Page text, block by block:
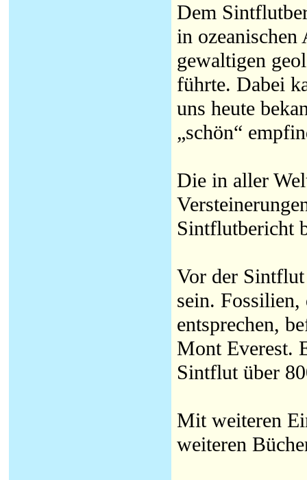
Dem
in ozeanischen
gewaltigen
führte. Dabei
uns heute
„schön“
Die in aller
Sintflutbericht
Vor der Sintflut
sein. Fossilien,
entsprechen,
Mont Everest.
Sintflut über
Mit weiteren
weiteren